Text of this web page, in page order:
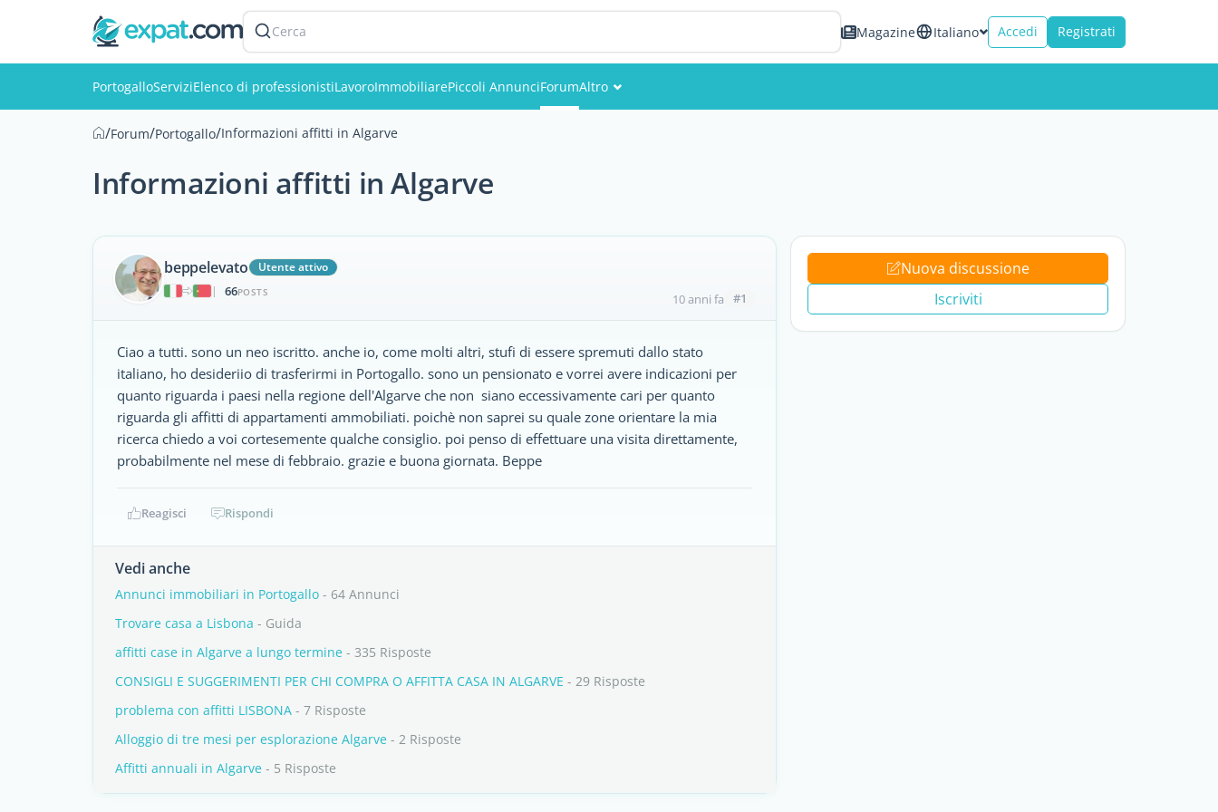
Cerca Magazine Italiano Accedi Registrati
PortogalloServiziElenco di professionistiLavoroImmobiliarePiccoli AnnunciForumAltro
/Forum/Portogallo/Informazioni affitti in Algarve
Informazioni affitti in Algarve
beppelevato
Utente attivo
|
66POSTS 10 anni fa #1
Ciao a tutti. sono un neo iscritto. anche io, come molti altri, stufi di essere spremuti dallo stato
italiano, ho desideriio di trasferirmi in Portogallo. sono un pensionato e vorrei avere indicazioni per
quanto riguarda i paesi nella regione dell'Algarve che non siano eccessivamente cari per quanto
riguarda gli affitti di appartamenti ammobiliati. poichè non saprei su quale zone orientare la mia
ricerca chiedo a voi cortesemente qualche consiglio. poi penso di effettuare una visita direttamente,
probabilmente nel mese di febbraio. grazie e buona giornata. Beppe
Reagisci Rispondi
Vedi anche
Annunci immobiliari in Portogallo - 64 Annunci
Trovare casa a Lisbona - Guida
affitti case in Algarve a lungo termine - 335 Risposte
CONSIGLI E SUGGERIMENTI PER CHI COMPRA O AFFITTA CASA IN ALGARVE - 29 Risposte
problema con affitti LISBONA - 7 Risposte
Alloggio di tre mesi per esplorazione Algarve - 2 Risposte
Affitti annuali in Algarve - 5 Risposte
Nuova discussione
Iscriviti